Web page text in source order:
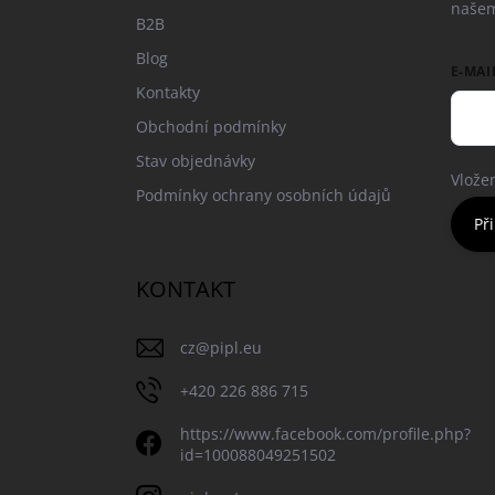
B2B
Blog
Kontakty
Obchodní podmínky
Stav objednávky
Podmínky ochrany osobních údajů
E-
KONTAKT
cz@pipl.eu
+420 226 886 715
https://www.facebook.com/profile.php?
id=100088049251502